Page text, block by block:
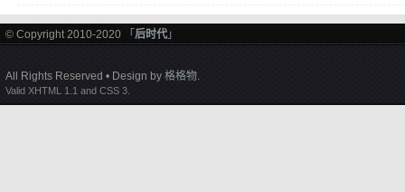
© Copyright 2010-2020 「 后时代 」
All Rights Reserved • Design by 格格物.
Valid XHTML 1.1 and CSS 3.